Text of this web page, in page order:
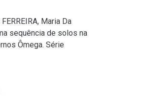
Maria Da
sequência de solos na
Ômega. Série